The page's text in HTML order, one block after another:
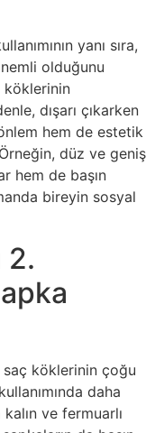
yanı sıra,
olduğunu
köklerinin
dışarı çıkarken
hem de estetik
düz ve geniş
hem de başın
bireyin sosyal
2.
saç köklerinin çoğu
daha
ve fermuarlı